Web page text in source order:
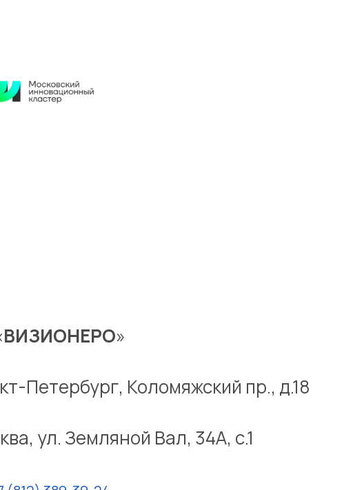
ВИЗИОНЕРО»
Петербург, Коломяжский пр., д.18
ул. Земляной Вал, 34А, с.1